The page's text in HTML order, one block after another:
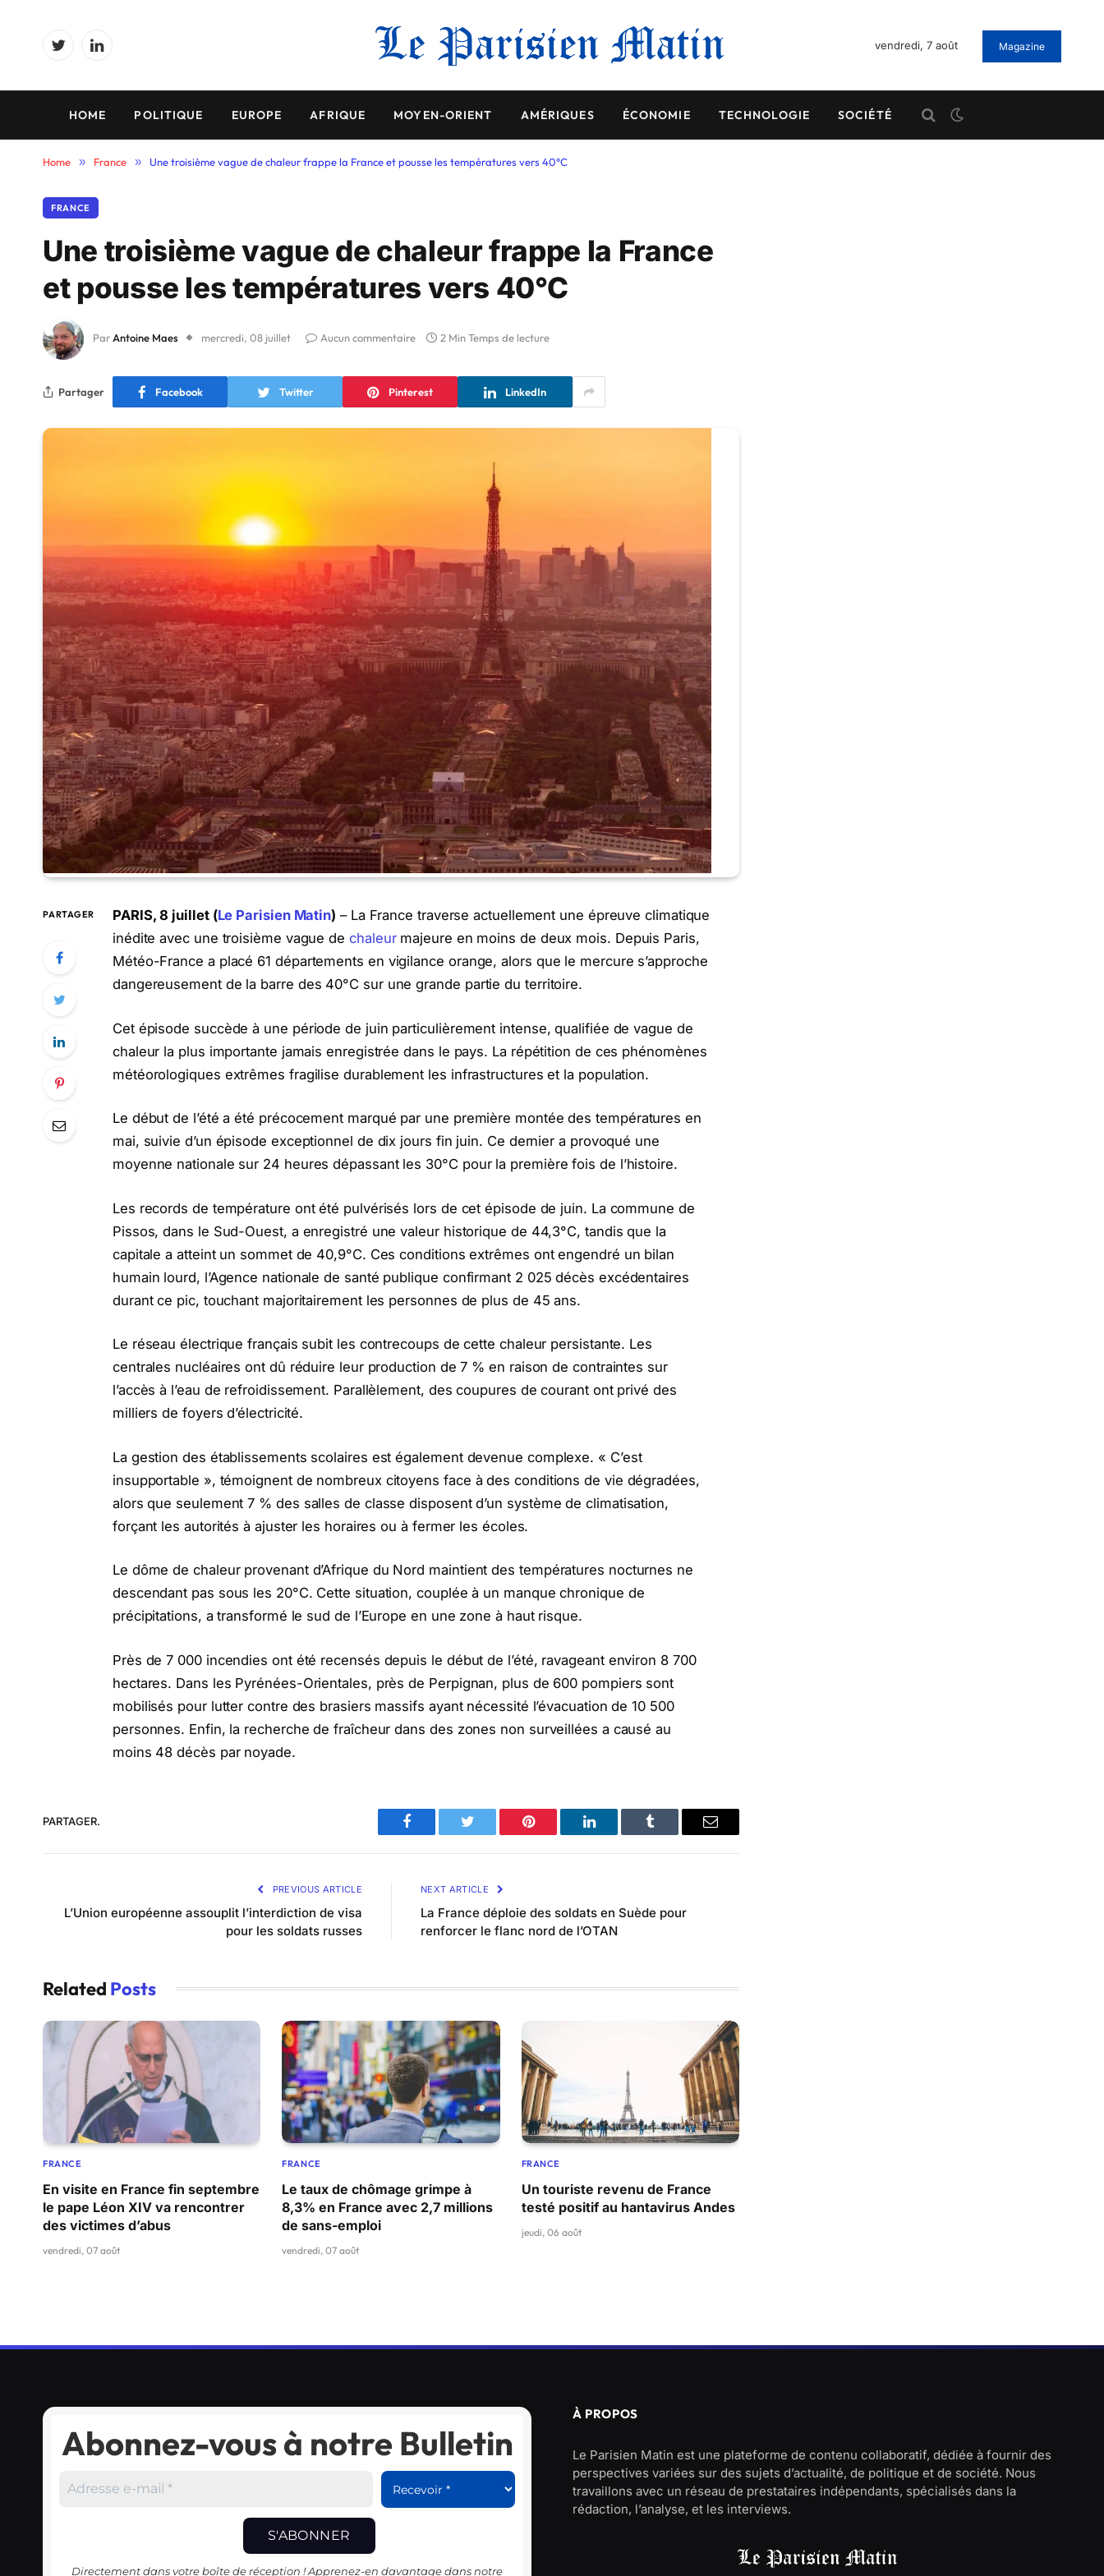
TwitterLinkedIn
vendredi, 7 août Magazine
HOME POLITIQUE EUROPE AFRIQUE MOYEN-ORIENT AMÉRIQUES ÉCONOMIE TECHNOLOGIE SOCIÉTÉ
Home » France » Une troisième vague de chaleur frappe la France et pousse les températures vers 40°C
FRANCE
Une troisième vague de chaleur frappe la France
et pousse les températures vers 40°C
Par Antoine Maes mercredi, 08 juillet Aucun commentaire 2 Min Temps de lecture
Partager Facebook Twitter Pinterest LinkedIn
PARTAGER PARIS, 8 juillet (Le Parisien Matin) – La France traverse actuellement une épreuve climatique
inédite avec une troisième vague de chaleurmajeure en moins de deux mois. Depuis Paris,
Météo-France a placé 61 départements en vigilance orange, alors que le mercure s’approche
dangereusement de la barre des 40°C sur une grande partie du territoire.
Cet épisode succède à une période de juin particulièrement intense, qualifiée de vague de
chaleur la plus importante jamais enregistrée dans le pays. La répétition de ces phénomènes
météorologiques extrêmes fragilise durablement les infrastructures et la population.
Le début de l’été a été précocement marqué par une première montée des températures en
mai, suivie d’un épisode exceptionnel de dix jours fin juin. Ce dernier a provoqué une
moyenne nationale sur 24 heures dépassant les 30°C pour la première fois de l’histoire.
Les records de température ont été pulvérisés lors de cet épisode de juin. La commune de
Pissos, dans le Sud-Ouest, a enregistré une valeur historique de 44,3°C, tandis que la
capitale a atteint un sommet de 40,9°C. Ces conditions extrêmes ont engendré un bilan
humain lourd, l’Agence nationale de santé publique confirmant 2 025 décès excédentaires
durant ce pic, touchant majoritairement les personnes de plus de 45 ans.
Le réseau électrique français subit les contrecoups de cette chaleur persistante. Les
centrales nucléaires ont dû réduire leur production de 7 % en raison de contraintes sur
l’accès à l’eau de refroidissement. Parallèlement, des coupures de courant ont privé des
milliers de foyers d’électricité.
La gestion des établissements scolaires est également devenue complexe. « C’est
insupportable », témoignent de nombreux citoyens face à des conditions de vie dégradées,
alors que seulement 7 % des salles de classe disposent d’un système de climatisation,
forçant les autorités à ajuster les horaires ou à fermer les écoles.
Le dôme de chaleur provenant d’Afrique du Nord maintient des températures nocturnes ne
descendant pas sous les 20°C. Cette situation, couplée à un manque chronique de
précipitations, a transformé le sud de l’Europe en une zone à haut risque.
Près de 7 000 incendies ont été recensés depuis le début de l’été, ravageant environ 8 700
hectares. Dans les Pyrénées-Orientales, près de Perpignan, plus de 600 pompiers sont
mobilisés pour lutter contre des brasiers massifs ayant nécessité l’évacuation de 10 500
personnes. Enfin, la recherche de fraîcheur dans des zones non surveillées a causé au
moins 48 décès par noyade.
PARTAGER.
Facebook Twitter Pinterest LinkedIn Tumblr Email
PREVIOUS ARTICLE
L’Union européenne assouplit l’interdiction de visa
pour les soldats russes
NEXT ARTICLE
La France déploie des soldats en Suède pour
renforcer le flanc nord de l’OTAN
Related Posts
FRANCE
En visite en France fin septembre
le pape Léon XIV va rencontrer
des victimes d’abus
vendredi, 07 août
FRANCE
Le taux de chômage grimpe à
8,3% en France avec 2,7 millions
de sans-emploi
vendredi, 07 août
FRANCE
Un touriste revenu de France
testé positif au hantavirus Andes
jeudi, 06 août
Abonnez-vous à notre Bulletin
Directement dans votre boîte de réception ! Apprenez-en davantage dans notre
À PROPOS
Le Parisien Matin est une plateforme de contenu collaboratif, dédiée à fournir des
perspectives variées sur des sujets d’actualité, de politique et de société. Nous
travaillons avec un réseau de prestataires indépendants, spécialisés dans la
rédaction, l’analyse, et les interviews.